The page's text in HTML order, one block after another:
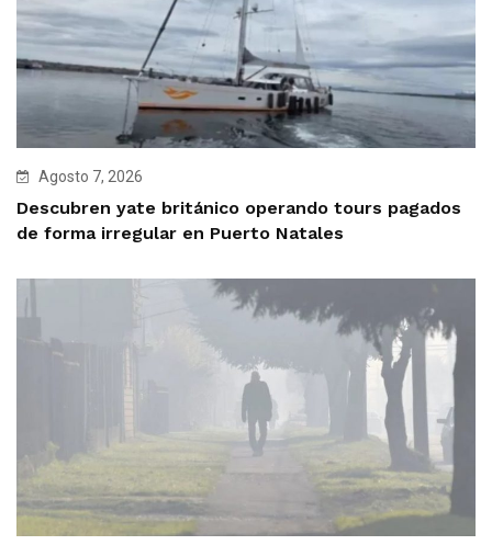
Agosto 7, 2026
Descubren yate británico operando tours pagados
de forma irregular en Puerto Natales